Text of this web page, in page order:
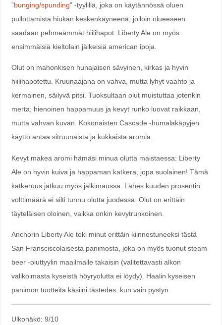
”bunging/spunding” -tyylillä, joka on käytännössä oluen
pullottamista hiukan keskenkäyneenä, jolloin olueeseen
saadaan pehmeämmät hiilihapot. Liberty Ale on myös
ensimmäisiä kieltolain jälkeisiä american ipoja.
Olut on mahonkisen hunajaisen sävyinen, kirkas ja hyvin
hiilihapotettu. Kruunaajana on vahva, mutta lyhyt vaahto ja
kermainen, säilyvä pitsi. Tuoksultaan olut muistuttaa jotenkin
merta; hienoinen happamuus ja kevyt runko luovat raikkaan,
mutta vahvan kuvan. Kokonaisten Cascade -humalakäpyjen
käyttö antaa sitruunaista ja kukkaista aromia.
Kevyt makea aromi hämäsi minua olutta maistaessa: Liberty
Ale on hyvin kuiva ja happaman katkera, jopa suolainen! Tämä
katkeruus jatkuu myös jälkimaussa. Lähes kuuden prosentin
volttimäärä ei silti tunnu olutta juodessa. Olut on erittäin
täyteläisen oloinen, vaikka onkin kevytrunkoinen.
Anchorin Liberty Ale teki minut erittäin kiinnostuneeksi tästä
San Fransciscolaisesta panimosta, joka on myös tuonut steam
beer -oluttyylin maailmalle takaisin (valitettavasti alkon
valikoimasta kyseistä höyryolutta ei löydy). Haalin kyseisen
panimon tuotteita käsiini tästedes, kun vain pystyn.
Ulkonäkö: 9/10